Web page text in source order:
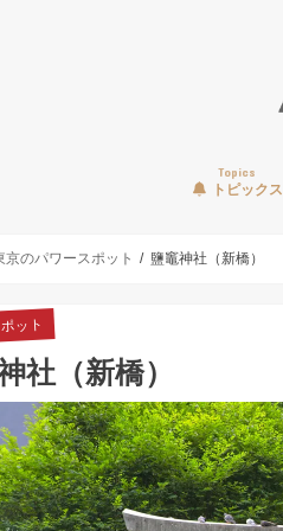
Topics
トピックス
京のパワースポット 鹽竈神社（新橋）
ット
社（新橋）